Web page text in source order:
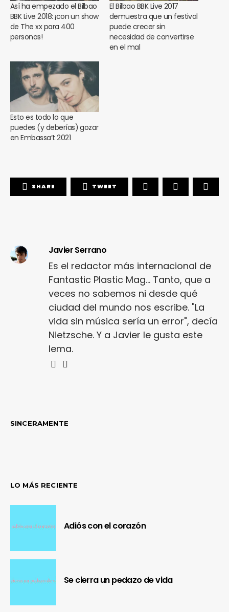
Así ha empezado el Bilbao
BBK Live 2018: ¡con un show
de The xx para 400
personas!
El Bilbao BBK Live 2017
demuestra que un festival
puede crecer sin
necesidad de convertirse
en el mal
Esto es todo lo que
puedes (y deberías) gozar
en Embassa’t 2021
SHARE TWEET
Javier Serrano
Es el redactor más internacional de
Fantastic Plastic Mag... Tanto, que a
veces no sabemos ni desde qué
ciudad del mundo nos escribe. "La
vida sin música sería un error", decía
Nietzsche. Y a Javier le gusta este
lema.
SINCERAMENTE
LO MÁS RECIENTE
Adiós con el corazón
Se cierra un pedazo de vida